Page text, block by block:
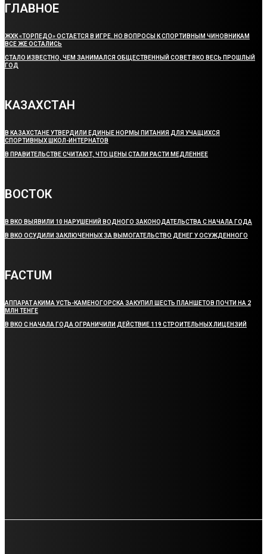
ГЛАВНОЕ
ЖХК «ТОРПЕДО» ОСТАЕТСЯ В ИГРЕ. НО ВОПРОСЫ К СПОРТИВНЫМ ЧИНОВНИКАМ
ВСЕ ЖЕ ОСТАЛИСЬ
СТАЛО ИЗВЕСТНО, ЧЕМ ЗАНИМАЛСЯ ОБЩЕСТВЕННЫЙ СОВЕТ ВКО ВЕСЬ ПРОШЛЫЙ
ГОД
КАЗАХСТАН
В КАЗАХСТАНЕ УТВЕРДИЛИ ЕДИНЫЕ НОРМЫ ПИТАНИЯ ДЛЯ УЧАЩИХСЯ
СПОРТИВНЫХ ШКОЛ-ИНТЕРНАТОВ
В ПРАВИТЕЛЬСТВЕ СЧИТАЮТ, ЧТО ЦЕНЫ СТАЛИ РАСТИ МЕДЛЕННЕЕ
ВОСТОК
В ВКО ВЫЯВИЛИ 10 НАРУШЕНИЙ ВОДНОГО ЗАКОНОДАТЕЛЬСТВА С НАЧАЛА ГОДА
В ВКО ОСУДИЛИ ЗАКЛЮЧЕННЫХ ЗА ВЫМОГАТЕЛЬСТВО ДЕНЕГ У ОСУЖДЕННОГО
FACTUM
АППАРАТ АКИМА УСТЬ-КАМЕНОГОРСКА ЗАКУПИЛ ШЕСТЬ ПЛАНШЕТОВ ПОЧТИ НА 2
МЛН ТЕНГЕ
В ВКО С НАЧАЛА ГОДА ОГРАНИЧИЛИ ДЕЙСТВИЕ 119 СТРОИТЕЛЬНЫХ ЛИЦЕНЗИЙ